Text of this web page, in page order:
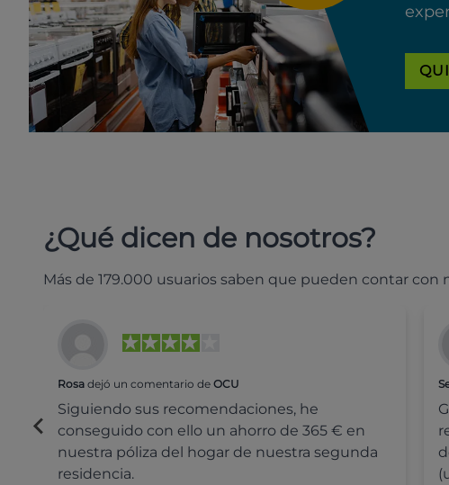
¿Qué dicen de nosotros?
Más de 179.000 usuarios saben que pueden contar con
Rosa dejó un comentario de OCU
Siguiendo sus recomendaciones, he
conseguido con ello un ahorro de 365 € en
nuestra póliza del hogar de nuestra segunda
residencia.